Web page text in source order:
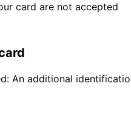
card are not accepted
An additional